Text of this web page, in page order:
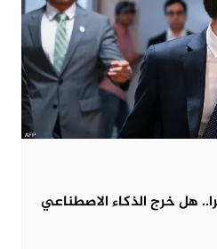
هل خرج الذكاء الاصطناعي